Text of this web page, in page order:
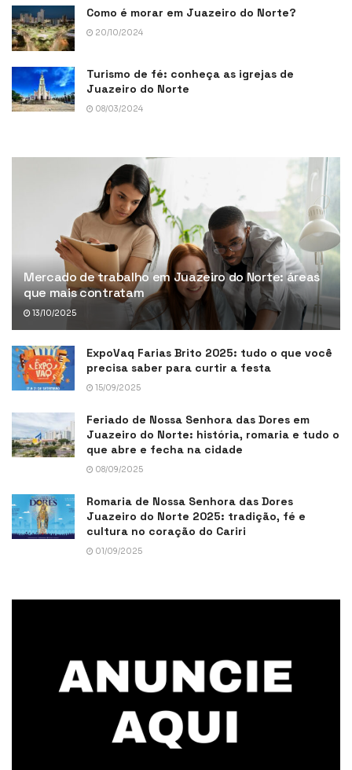
Como é morar em Juazeiro do Norte?
20/10/2024
Turismo de fé: conheça as igrejas de
Juazeiro do Norte
08/03/2024
Mercado de trabalho em Juazeiro do Norte: áreas
que mais contratam
13/10/2025
ExpoVaq Farias Brito 2025: tudo o que você
precisa saber para curtir a festa
15/09/2025
Feriado de Nossa Senhora das Dores em
Juazeiro do Norte: história, romaria e tudo o
que abre e fecha na cidade
08/09/2025
Romaria de Nossa Senhora das Dores
Juazeiro do Norte 2025: tradição, fé e
cultura no coração do Cariri
01/09/2025